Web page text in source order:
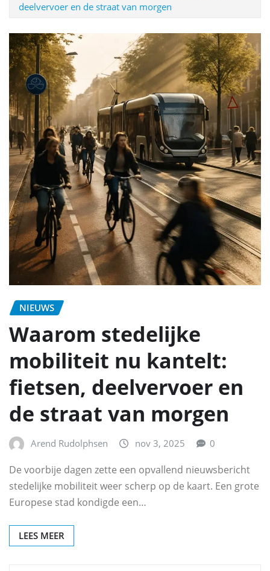
deelvervoer en de straat van morgen
NIEUWS
Waarom stedelijke
mobiliteit nu kantelt:
fietsen, deelvervoer en
de straat van morgen
Arend Rudolphsen nov 3, 2025 0
De voorbije dagen zette een opvallend nieuwsbericht
stedelijke mobiliteit weer scherp op de kaart. Een grote
Europese stad kondigde een…
LEES MEER